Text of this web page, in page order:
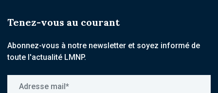
Tenez-vous au courant
Abonnez-vous à notre newsletter et soyez informé de
toute l'actualité LMNP.